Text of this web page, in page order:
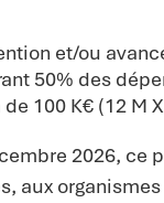
et/ou
50% des
100 K€ (12 M
2026, ce
aux